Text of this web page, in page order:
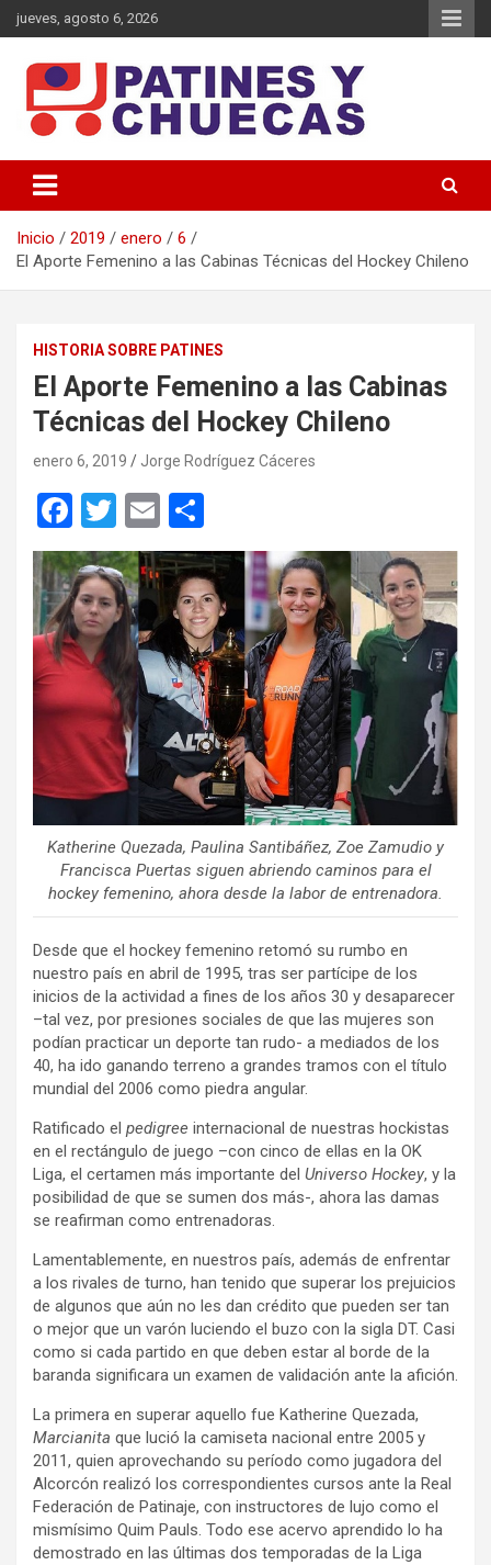
Saltar
al
jueves, agosto 6, 2026
Patines y Chuecas
Inicio 2019 enero
6
El Aporte Femenino a las Cabinas Técnicas del Hockey Chileno
HISTORIA SOBRE PATINES
El Aporte Femenino a las Cabinas
Técnicas del Hockey Chileno
enero 6, 2019 Jorge Rodríguez Cáceres
F
a
ce
b
o
k
T
wi
tt
er
E
m
ail
o
m
p
ar
tir
Katherine Quezada, Paulina Santibáñez, Zoe Zamudio y
Francisca Puertas siguen abriendo caminos para el
hockey femenino, ahora desde la labor de entrenadora.
Desde que el hockey femenino retomó su rumbo en
nuestro país en abril de 1995, tras ser partícipe de los
inicios de la actividad a fines de los años 30 y desaparecer
–tal vez, por presiones sociales de que las mujeres son
podían practicar un deporte tan rudo- a mediados de los
40, ha ido ganando terreno a grandes tramos con el título
mundial del 2006 como piedra angular.
Ratificado el pedigree internacional de nuestras hockistas
en el rectángulo de juego –con cinco de ellas en la OK
Liga, el certamen más importante del Universo Hockey, y la
posibilidad de que se sumen dos más-, ahora las damas
se reafirman como entrenadoras.
Lamentablemente, en nuestros país, además de enfrentar
a los rivales de turno, han tenido que superar los prejuicios
de algunos que aún no les dan crédito que pueden ser tan
o mejor que un varón luciendo el buzo con la sigla DT. Casi
como si cada partido en que deben estar al borde de la
baranda significara un examen de validación ante la afición.
La primera en superar aquello fue Katherine Quezada,
Marcianita que lució la camiseta nacional entre 2005 y
2011, quien aprovechando su período como jugadora del
Alcorcón realizó los correspondientes cursos ante la Real
Federación de Patinaje, con instructores de lujo como el
mismísimo Quim Pauls. Todo ese acervo aprendido lo ha
demostrado en las últimas dos temporadas de la Liga